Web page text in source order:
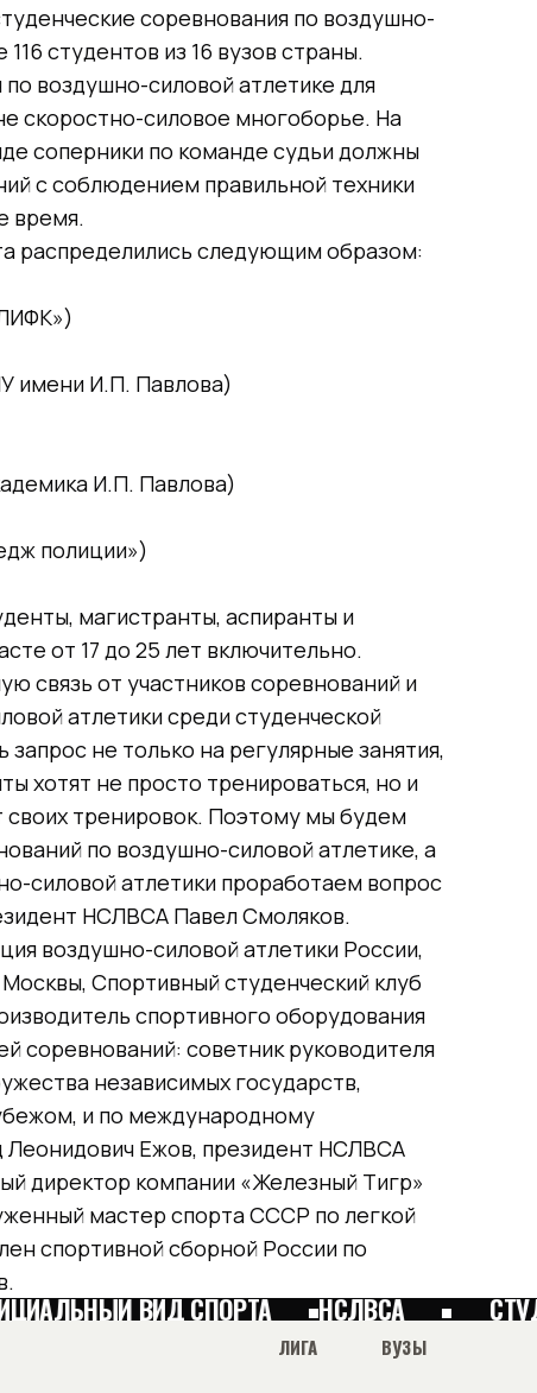
соревнования по воздушно-
студентов из 16 вузов страны.
воздушно-силовой атлетике для
скоростно-силовое многоборье. На
соперники по команде судьи должны
с соблюдением правильной техники
время.
распределились следующим образом:
имени И.П. Павлова)
И.П. Павлова)
полиции»)
магистранты, аспиранты и
от 17 до 25 лет включительно.
связь от участников соревнований и
атлетики среди студенческой
не только на регулярные занятия,
хотят не просто тренироваться, но и
своих тренировок. Поэтому мы будем
по воздушно-силовой атлетике, а
силовой атлетики проработаем вопрос
НСЛВСА Павел Смоляков.
воздушно-силовой атлетики России,
Спортивный студенческий клуб
спортивного оборудования
соревнований: советник руководителя
независимых государств,
и по международному
Леонидович Ежов, президент НСЛВСА
директор компании «Железный Тигр»
мастер спорта СССР по легкой
спортивной сборной России по
ВИД СПОРТА НСЛВСА
ЛИГА
ВУЗЫ